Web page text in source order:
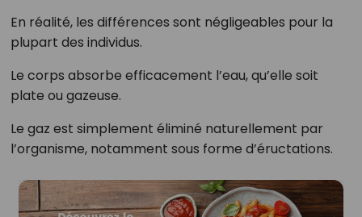
En réalité, les différences sont négligeables pour la
plupart des individus.
Le corps absorbe efficacement l’eau, qu’elle soit
plate ou gazeuse.
Le gaz est simplement éliminé naturellement par
l’organisme, notamment sous forme d’éructations.